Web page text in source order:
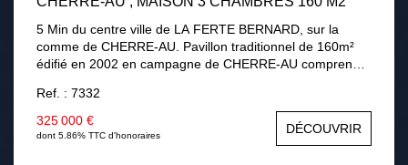
5 Min du centre ville de LA FERTE BERNARD, sur la
comme de CHERRE-AU. Pavillon traditionnel de 160m²
édifié en 2002 en campagne de CHERRE-AU comprenant
cheminée insert, une cuisine aménagée équipée,
véranda, une chambre, une salle de bains avec douche,
un cellier, une chaufferie. A l'étage : palier desservant
deux chambres dont une 32m² pouvant être divisé, salle
Ref. : 7332
325 000 €
dont 5.86% TTC d'honoraires DÉCOUVRIR